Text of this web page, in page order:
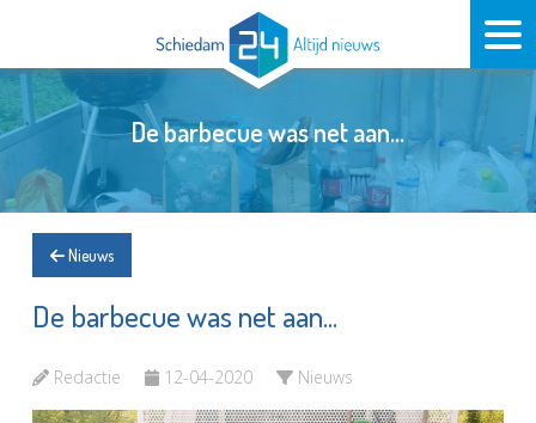
De barbecue was net aan...
Nieuws
De barbecue was net aan...
Redactie 12-04-2020 Nieuws